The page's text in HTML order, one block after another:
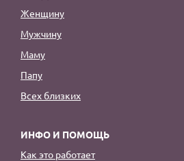
Женщину
Мужчину
Маму
Папу
Всех близких
ИНФО И ПОМОЩЬ
Как это работает